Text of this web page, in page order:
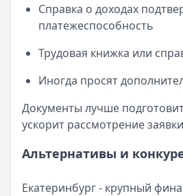
Справка о доходах
платежеспособность
Трудовая книжка или
Иногда просят
Документы лучше
ускорит рассмотрение
Альтернативы и
Екатеринбург - крупный